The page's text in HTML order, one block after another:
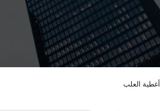
أغطية العلب